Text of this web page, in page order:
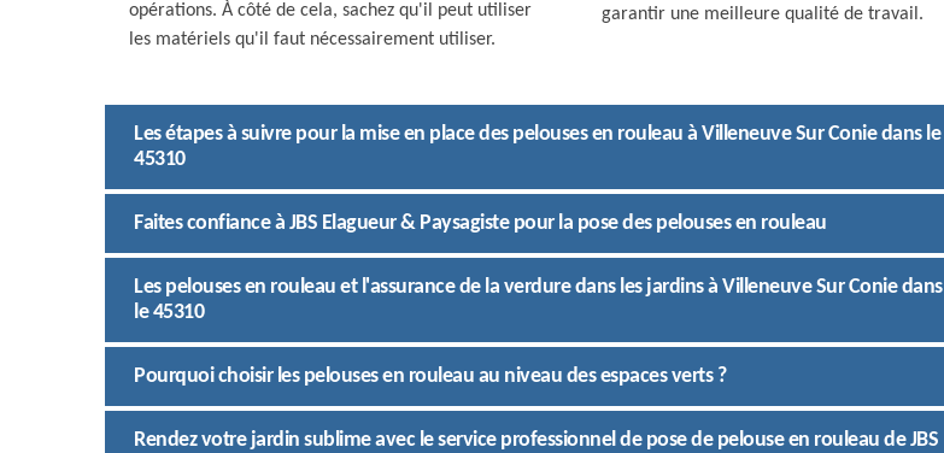
opérations. À côté de cela, sachez qu'il peut utiliser
les matériels qu'il faut nécessairement utiliser.
garantir une meilleure qualité de travail.
Les étapes à suivre pour la mise en place des pelouses en rouleau à Villeneuve Sur Conie dans le
45310
Faites confiance à JBS Elagueur & Paysagiste pour la pose des pelouses en rouleau
Les pelouses en rouleau et l'assurance de la verdure dans les jardins à Villeneuve Sur Conie dans
le 45310
Pourquoi choisir les pelouses en rouleau au niveau des espaces verts ?
Rendez votre jardin sublime avec le service professionnel de pose de pelouse en rouleau de JBS